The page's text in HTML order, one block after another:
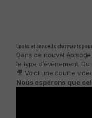
Looks et conseils charmants
Dans ce nouvel
le type d’événement.
🎥 Voici une courte
Nous espérons que